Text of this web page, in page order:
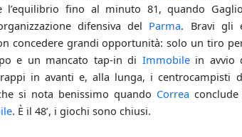
l’equilibrio fino al minuto 81, quando
difensiva del Parma. Bravi gli
concedere grandi opportunità: solo un tiro
e un mancato tap-in di Immobilein avvio
in avanti e, alla lunga, i centrocampisti di
si nota benissimo quando Correa
. È il 48’, i giochi sono chiusi.